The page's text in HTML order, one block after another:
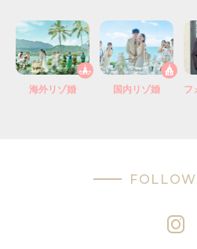
海外リゾ婚 国内リゾ婚 フ